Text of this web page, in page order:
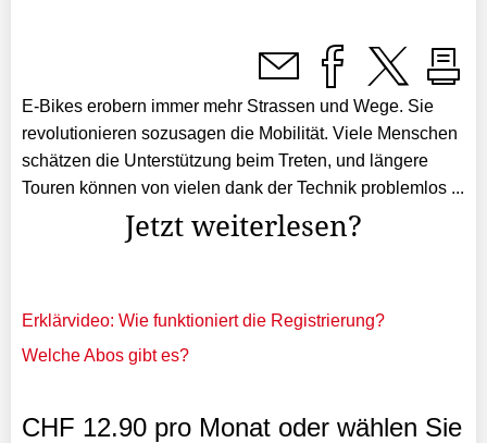
E-Bikes erobern immer mehr Strassen und Wege. Sie
revolutionieren sozusagen die Mobilität. Viele Menschen
schätzen die Unterstützung beim Treten, und längere
Touren können von vielen dank der Technik problemlos ...
Jetzt weiterlesen?
Erklärvideo: Wie funktioniert die Registrierung?
Welche Abos gibt es?
CHF 12.90 pro Monat oder wählen Sie